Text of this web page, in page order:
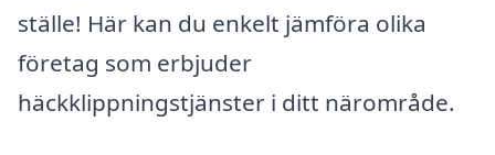
ställe! Här kan du enkelt jämföra olika
företag som erbjuder
häckklippningstjänster i ditt närområde.